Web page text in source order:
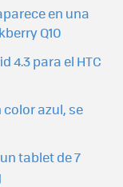
en una
Q10
4.3 para el HTC
color azul, se
tablet de 7